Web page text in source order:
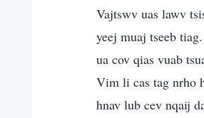
Vajtswv uas lawv
yeej muaj tseeb
ua cov qias vuab
Vim li cas tag nrho
hnav lub cev nqaij